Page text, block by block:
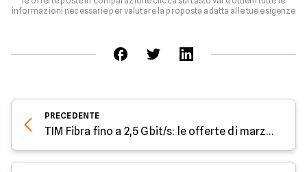
informazioni necessarie per valutare la proposta adatta alle tue esigenze
PRECEDENTE
TIM Fibra fino a 2,5 Gbit/s: le offerte di marzo 2026